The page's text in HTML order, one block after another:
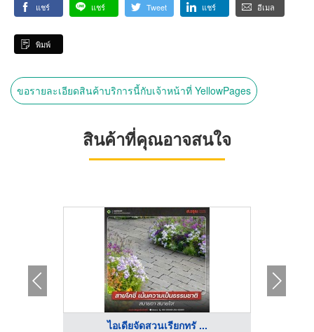
แชร์ แชร์ Tweet แชร์ อีเมล
พิมพ์
ขอรายละเอียดสินค้าบริการนี้กับเจ้าหน้าที่ YellowPages
สินค้าที่คุณอาจสนใจ
ไอเดียจัดสวนเรียกทรั ...